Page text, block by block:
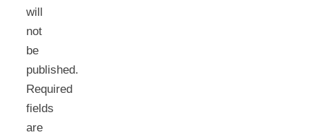
will
not
be
published.
Required
fields
are